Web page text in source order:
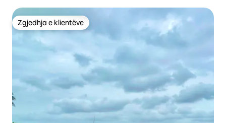
Zgjedhja e klientëve
Zgjedhja e klientëve